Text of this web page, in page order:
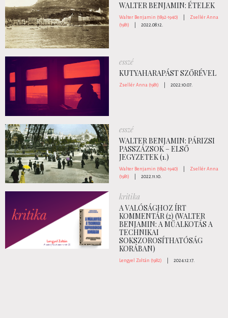
WALTER BENJAMIN: ÉTELEK
Walter Benjamin (1892-1940)
Zsellér Anna
(1981)
2022.08.12.
esszé
KUTYAHARAPÁST SZŐRÉVEL
Zsellér Anna (1981) 2022.10.07.
esszé
WALTER BENJAMIN: PÁRIZSI
PASSZÁZSOK – ELSŐ
JEGYZETEK (1.)
Walter Benjamin (1892-1940)
Zsellér Anna
(1981)
2022.11.10.
kritika
A VALÓSÁGHOZ ÍRT
KOMMENTÁR (2) (WALTER
BENJAMIN: A ​MŰALKOTÁS A
TECHNIKAI
SOKSZOROSÍTHATÓSÁG
KORÁBAN)
Lengyel Zoltán (1982) 2024.12.17.